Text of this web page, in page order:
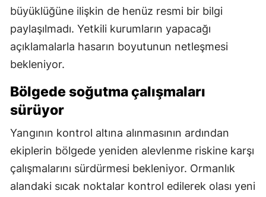
büyüklüğüne ilişkin de henüz resmi bir bilgi
paylaşılmadı. Yetkili kurumların yapacağı
açıklamalarla hasarın boyutunun netleşmesi
bekleniyor.
Bölgede soğutma çalışmaları
sürüyor
Yangının kontrol altına alınmasının ardından
ekiplerin bölgede yeniden alevlenme riskine karşı
çalışmalarını sürdürmesi bekleniyor. Ormanlık
alandaki sıcak noktalar kontrol edilerek olası yeni